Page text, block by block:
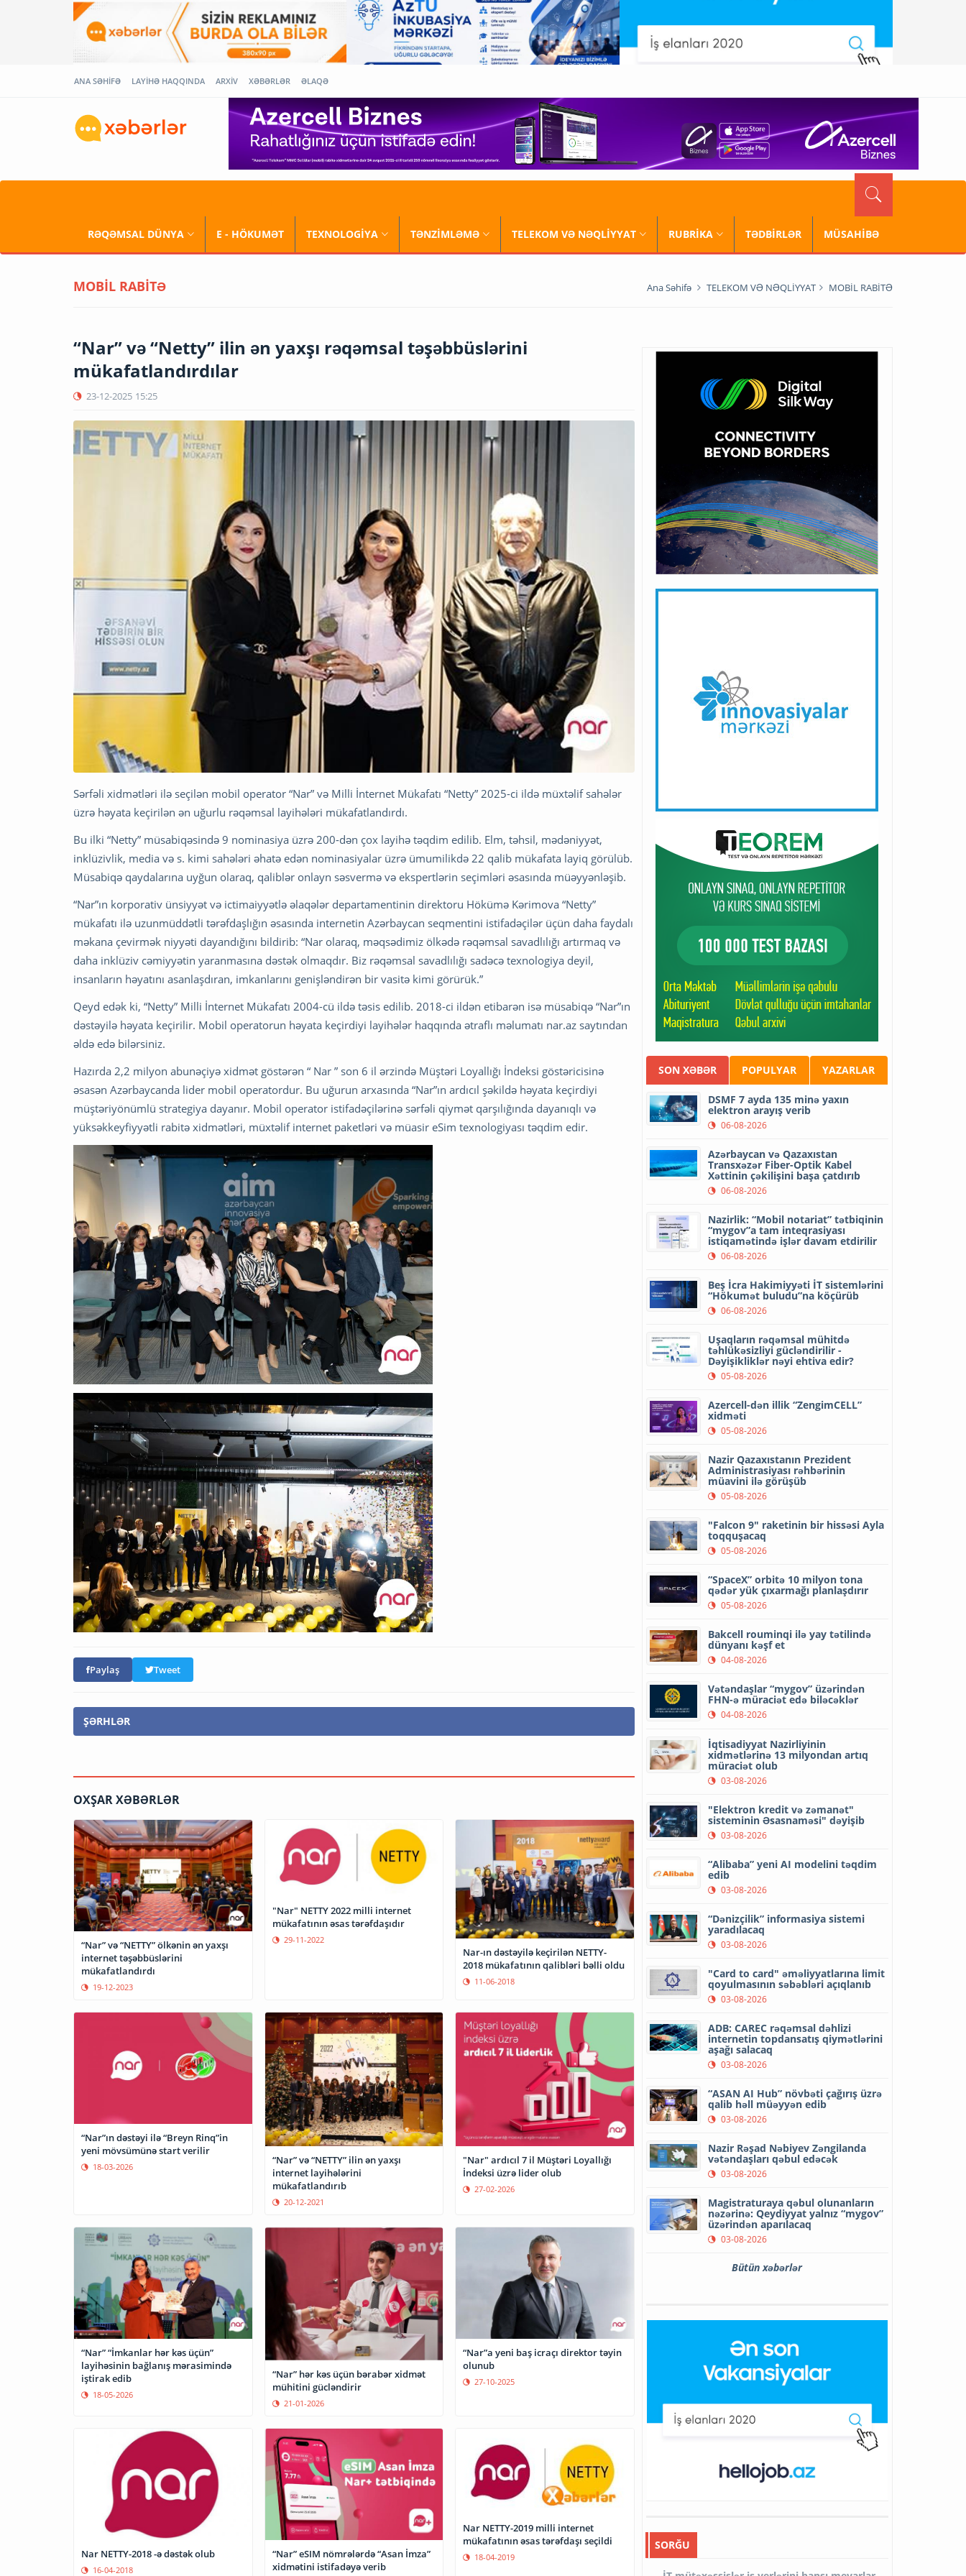
ANA SƏHİFƏ LAYİHƏ HAQQINDA ARXİV XƏBƏRLƏR ƏLAQƏ
RƏQƏMSAL DÜNYA E - HÖKUMƏT TEXNOLOGİYA TƏNZİMLƏMƏ TELEKOM VƏ NƏQLİYYAT RUBRİKA TƏDBİRLƏR MÜSAHİBƏ
MOBİL RABİTƏ Ana Səhifə TELEKOM VƏ NƏQLİYYAT MOBİL RABİTƏ
“Nar” və “Netty” ilin ən yaxşı rəqəmsal təşəbbüslərini
mükafatlandırdılar
23-12-2025 15:25
Sərfəli xidmətləri ilə seçilən mobil operator “Nar” və Milli İnternet Mükafatı “Netty” 2025-ci ildə müxtəlif sahələr
üzrə həyata keçirilən ən uğurlu rəqəmsal layihələri mükafatlandırdı.
Bu ilki “Netty” müsabiqəsində 9 nominasiya üzrə 200-dən çox layihə təqdim edilib. Elm, təhsil, mədəniyyət,
inklüzivlik, media və s. kimi sahələri əhatə edən nominasiyalar üzrə ümumilikdə 22 qalib mükafata layiq görülüb.
Müsabiqə qaydalarına uyğun olaraq, qaliblər onlayn səsvermə və ekspertlərin seçimləri əsasında müəyyənləşib.
“Nar”ın korporativ ünsiyyət və ictimaiyyətlə əlaqələr departamentinin direktoru Hökümə Kərimova “Netty”
mükafatı ilə uzunmüddətli tərəfdaşlığın əsasında internetin Azərbaycan seqmentini istifadəçilər üçün daha faydalı
məkana çevirmək niyyəti dayandığını bildirib: “Nar olaraq, məqsədimiz ölkədə rəqəmsal savadlılığı artırmaq və
daha inklüziv cəmiyyətin yaranmasına dəstək olmaqdır. Biz rəqəmsal savadlılığı sadəcə texnologiya deyil,
insanların həyatını asanlaşdıran, imkanlarını genişləndirən bir vasitə kimi görürük.”
Qeyd edək ki, “Netty” Milli İnternet Mükafatı 2004-cü ildə təsis edilib. 2018-ci ildən etibarən isə müsabiqə “Nar”ın
dəstəyilə həyata keçirilir. Mobil operatorun həyata keçirdiyi layihələr haqqında ətraflı məlumatı nar.az saytından
əldə edə bilərsiniz.
Hazırda 2,2 milyon abunəçiyə xidmət göstərən “ Nar ” son 6 il ərzində Müştəri Loyallığı İndeksi göstəricisinə
əsasən Azərbaycanda lider mobil operatordur. Bu uğurun arxasında “Nar”ın ardıcıl şəkildə həyata keçirdiyi
müştəriyönümlü strategiya dayanır. Mobil operator istifadəçilərinə sərfəli qiymət qarşılığında dayanıqlı və
yüksəkkeyfiyyətli rabitə xidmətləri, müxtəlif internet paketləri və müasir eSim texnologiyası təqdim edir.
Paylaş Tweet
ŞƏRHLƏR
OXŞAR XƏBƏRLƏR
“Nar” və “NETTY” ölkənin ən yaxşı
internet təşəbbüslərini
mükafatlandırdı
19-12-2023
"Nar" NETTY 2022 milli internet
mükafatının əsas tərəfdaşıdır
29-11-2022
Nar-ın dəstəyilə keçirilən NETTY-
2018 mükafatının qalibləri bəlli oldu
11-06-2018
“Nar”ın dəstəyi ilə “Breyn Rinq”in
yeni mövsümünə start verilir
18-03-2026
“Nar” və “NETTY” ilin ən yaxşı
internet layihələrini
mükafatlandırıb
20-12-2021
"Nar" ardıcıl 7 il Müştəri Loyallığı
İndeksi üzrə lider olub
27-02-2026
“Nar” “İmkanlar hər kəs üçün”
layihəsinin bağlanış mərasimində
iştirak edib
18-05-2026
“Nar” hər kəs üçün bərabər xidmət
mühitini gücləndirir
21-01-2026
“Nar”a yeni baş icraçı direktor təyin
olunub
27-10-2025
Nar NETTY-2018 -ə dəstək olub
16-04-2018
“Nar” eSIM nömrələrdə “Asan İmza”
xidmətini istifadəyə verib
Nar NETTY-2019 milli internet
mükafatının əsas tərəfdaşı seçildi
18-04-2019
SON XƏBƏR POPULYAR YAZARLAR
DSMF 7 ayda 135 minə yaxın
elektron arayış verib
06-08-2026
Azərbaycan və Qazaxıstan
Transxəzər Fiber-Optik Kabel
Xəttinin çəkilişini başa çatdırıb
06-08-2026
Nazirlik: “Mobil notariat” tətbiqinin
“mygov”a tam inteqrasiyası
istiqamətində işlər davam etdirilir
06-08-2026
Beş İcra Hakimiyyəti İT sistemlərini
“Hökumət buludu”na köçürüb
06-08-2026
Uşaqların rəqəmsal mühitdə
təhlükəsizliyi gücləndirilir -
Dəyişikliklər nəyi ehtiva edir?
05-08-2026
Azercell-dən illik “ZengimCELL”
xidməti
05-08-2026
Nazir Qazaxıstanın Prezident
Administrasiyası rəhbərinin
müavini ilə görüşüb
05-08-2026
"Falcon 9" raketinin bir hissəsi Ayla
toqquşacaq
05-08-2026
“SpaceX” orbitə 10 milyon tona
qədər yük çıxarmağı planlaşdırır
05-08-2026
Bakcell rouminqi ilə yay tətilində
dünyanı kəşf et
04-08-2026
Vətəndaşlar “mygov” üzərindən
FHN-ə müraciət edə biləcəklər
04-08-2026
İqtisadiyyat Nazirliyinin
xidmətlərinə 13 milyondan artıq
müraciət olub
03-08-2026
"Elektron kredit və zəmanət"
sisteminin Əsasnaməsi" dəyişib
03-08-2026
“Alibaba” yeni AI modelini təqdim
edib
03-08-2026
“Dənizçilik” informasiya sistemi
yaradılacaq
03-08-2026
"Card to card" əməliyyatlarına limit
qoyulmasının səbəbləri açıqlanıb
03-08-2026
ADB: CAREC rəqəmsal dəhlizi
internetin topdansatış qiymətlərini
aşağı salacaq
03-08-2026
“ASAN AI Hub” növbəti çağırış üzrə
qalib həll müəyyən edib
03-08-2026
Nazir Rəşad Nəbiyev Zəngilanda
vətəndaşları qəbul edəcək
03-08-2026
Magistraturaya qəbul olunanların
nəzərinə: Qeydiyyat yalnız “mygov”
üzərindən aparılacaq
03-08-2026
Bütün xəbərlər
SORĞU